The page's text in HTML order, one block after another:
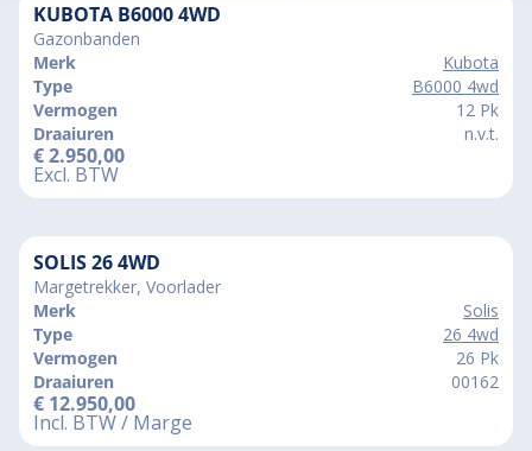
KUBOTA B6000 4WD
Gazonbanden
Merk
Kubota
Type
B6000 4wd
Vermogen
12 Pk
Draaiuren
n.v.t.
€2.950,00
Excl. BTW
SOLIS 26 4WD
Margetrekker, Voorlader
Merk
Solis
Type
26 4wd
Vermogen
26 Pk
Draaiuren
00162
€ 12.950,00
Incl. BTW / Marge